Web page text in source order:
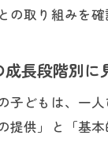
の取り組みを
長段階別に
子どもは、一
提供」と「基